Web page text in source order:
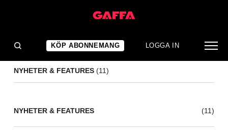
KÖP ABONNEMANG LOGGA IN
NYHETER & FEATURES (11)
NYHETER & FEATURES (11)